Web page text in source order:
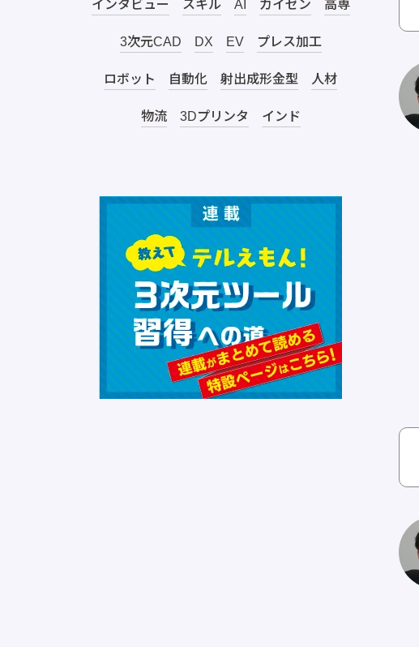
インタビュー スキル AI カイゼン 高専
3次元CAD DX EV プレス加工
ロボット 自動化 射出成形金型 人材
物流 3Dプリンタ インド